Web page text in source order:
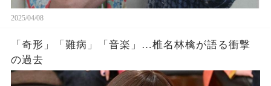
2025/04/08
「奇形」「難病」「音楽」…椎名林檎が語る衝撃
の過去